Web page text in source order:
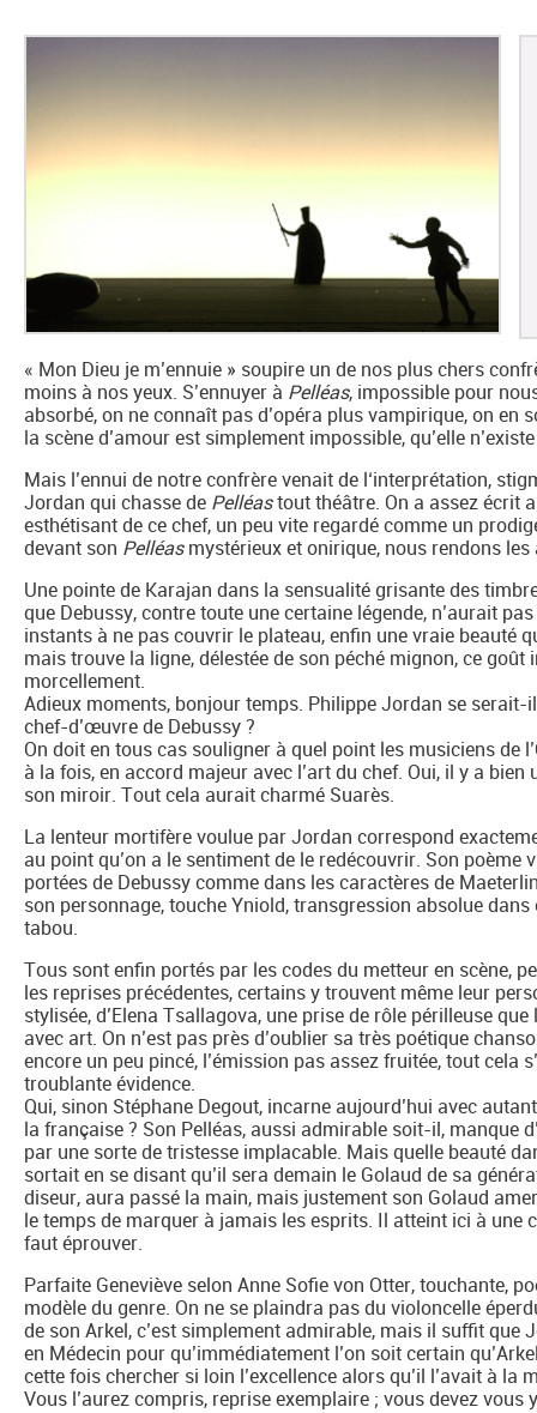
« Mon Dieu je m’ennuie » soupire un de nos plus chers
moins à nos yeux. S’ennuyer à Pelléas, impossible pour
absorbé, on ne connaît pas d’opéra plus vampirique, on en
la scène d’amour est simplement impossible, qu’elle
Mais l’ennui de notre confrère venait de l‘interprétation,
Jordan qui chasse de Pelléastout théâtre. On a assez écrit
esthétisant de ce chef, un peu vite regardé comme un
devant son Pelléasmystérieux et onirique, nous rendons les
Une pointe de Karajan dans la sensualité grisante des
que Debussy, contre toute une certaine légende, n’aurait
instants à ne pas couvrir le plateau, enfin une vraie beauté
mais trouve la ligne, délestée de son péché mignon, ce goût
morcellement.
Adieux moments, bonjour temps. Philippe Jordan se
chef-d’œuvre de Debussy ?
On doit en tous cas souligner à quel point les musiciens de
à la fois, en accord majeur avec l’art du chef. Oui, il y a
son miroir. Tout cela aurait charmé Suarès.
La lenteur mortifère voulue par Jordan correspond
au point qu’on a le sentiment de le redécouvrir. Son poème
portées de Debussy comme dans les caractères de
son personnage, touche Yniold, transgression absolue
tabou.
Tous sont enfin portés par les codes du metteur en scène,
les reprises précédentes, certains y trouvent même leur
stylisée, d’Elena Tsallagova, une prise de rôle périlleuse
avec art. On n’est pas près d’oublier sa très poétique
encore un peu pincé, l’émission pas assez fruitée, tout cela
troublante évidence.
Qui, sinon Stéphane Degout, incarne aujourd’hui avec
la française ? Son Pelléas, aussi admirable soit-il, manque
par une sorte de tristesse implacable. Mais quelle beauté
sortait en se disant qu’il sera demain le Golaud de sa
diseur, aura passé la main, mais justement son Golaud
le temps de marquer à jamais les esprits. Il atteint ici à une
faut éprouver.
Parfaite Geneviève selon Anne Sofie von Otter, touchante,
modèle du genre. On ne se plaindra pas du violoncelle
de son Arkel, c’est simplement admirable, mais il suffit que
en Médecin pour qu’immédiatement l’on soit certain
cette fois chercher si loin l’excellence alors qu’il l’avait à la
Vous l’aurez compris, reprise exemplaire ; vous devez vous